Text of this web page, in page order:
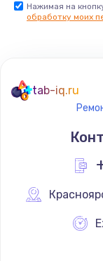
Нажимая на
обработку моих
tab-iq.ru